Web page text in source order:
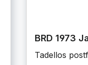
BRD 1973
Tadellos